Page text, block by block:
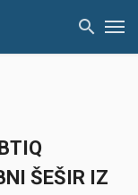
ŠEŠIR IZ